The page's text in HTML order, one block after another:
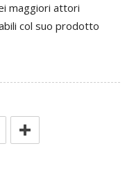
maggiori attori
col suo prodotto